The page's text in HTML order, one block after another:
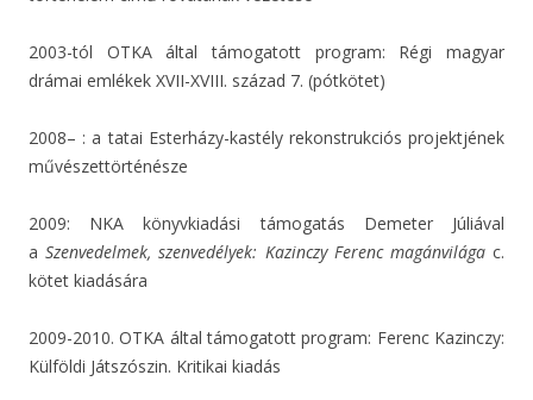
2003-tól OTKA által támogatott program: Régi magyar
drámai emlékek XVII-XVIII. század 7. (pótkötet)
2008– : a tatai Esterházy-kastély rekonstrukciós projektjének
művészettörténésze
2009: NKA könyvkiadási támogatás Demeter Júliával
aSzenvedelmek, szenvedélyek: Kazinczy Ferenc magánvilága c.
kötet kiadására
2009-2010. OTKA által támogatott program: Ferenc Kazinczy:
Külföldi Játszószin. Kritikai kiadás